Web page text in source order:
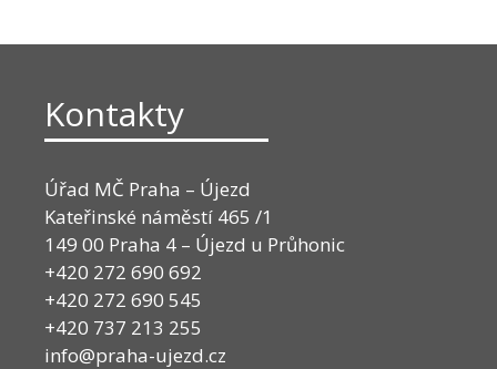
Kontakty
Úřad MČ Praha – Újezd
Kateřinské náměstí 465 /1
149 00 Praha 4 – Újezd u Průhonic
+420 272 690 692
+420 272 690 545
+420 737 213 255
info@praha-ujezd.cz